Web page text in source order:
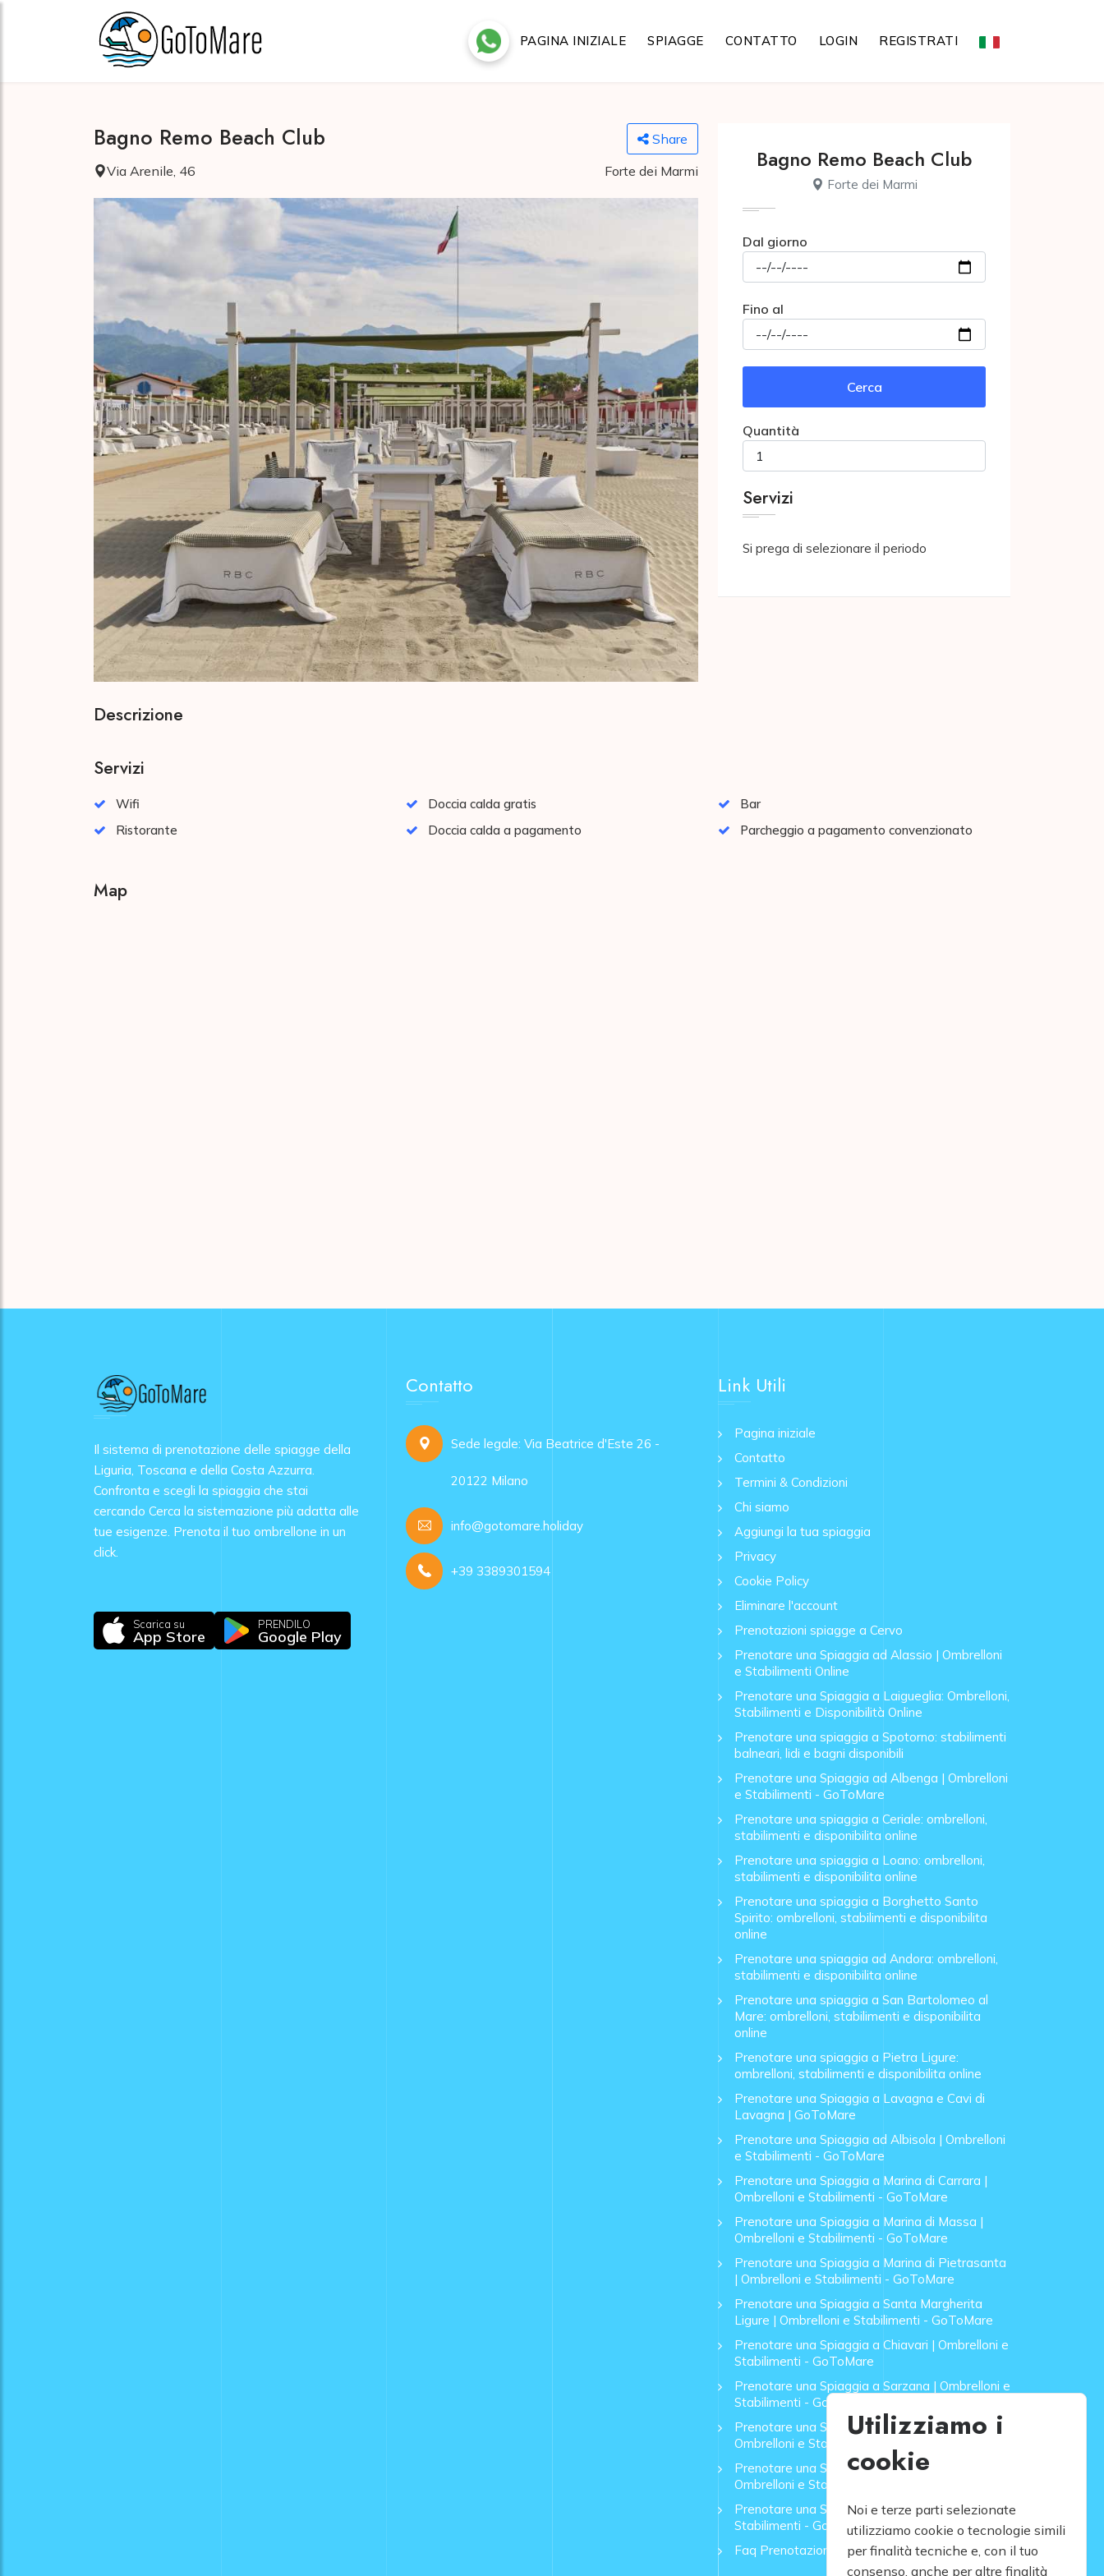
PAGINA INIZIALE SPIAGGE CONTATTO LOGIN REGISTRATI
Bagno Remo Beach Club
Share
Via Arenile, 46
Forte dei Marmi Bagno Remo Beach Club
Forte dei Marmi
Dal giorno
Fino al
Cerca
Quantità
Servizi
Si prega di selezionare il periodo
Descrizione
Servizi
Wifi Doccia calda gratis
Bar
Ristorante
Doccia calda a pagamento Parcheggio a pagamento convenzionato
Map
Il sistema di prenotazione delle spiagge della
Liguria, Toscana e della Costa Azzurra.
Confronta e scegli la spiaggia che stai
cercando Cerca la sistemazione più adatta alle
tue esigenze. Prenota il tuo ombrellone in un
click.
Scarica su
App Store
PRENDILO
Google Play
Contatto
Sede legale: Via Beatrice d'Este 26 -
20122 Milano
info@gotomare.holiday
+39 3389301594
Link Utili
Pagina iniziale
Contatto
Termini & Condizioni
Chi siamo
Aggiungi la tua spiaggia
Privacy
Cookie Policy
Eliminare l'account
Prenotazioni spiagge a Cervo
Prenotare una Spiaggia ad Alassio | Ombrelloni
e Stabilimenti Online
Prenotare una Spiaggia a Laigueglia: Ombrelloni,
Stabilimenti e Disponibilità Online
Prenotare una spiaggia a Spotorno: stabilimenti
balneari, lidi e bagni disponibili
Prenotare una Spiaggia ad Albenga | Ombrelloni
e Stabilimenti - GoToMare
Prenotare una spiaggia a Ceriale: ombrelloni,
stabilimenti e disponibilita online
Prenotare una spiaggia a Loano: ombrelloni,
stabilimenti e disponibilita online
Prenotare una spiaggia a Borghetto Santo
Spirito: ombrelloni, stabilimenti e disponibilita
online
Prenotare una spiaggia ad Andora: ombrelloni,
stabilimenti e disponibilita online
Prenotare una spiaggia a San Bartolomeo al
Mare: ombrelloni, stabilimenti e disponibilita
online
Prenotare una spiaggia a Pietra Ligure:
ombrelloni, stabilimenti e disponibilita online
Prenotare una Spiaggia a Lavagna e Cavi di
Lavagna | GoToMare
Prenotare una Spiaggia ad Albisola | Ombrelloni
e Stabilimenti - GoToMare
Prenotare una Spiaggia a Marina di Carrara |
Ombrelloni e Stabilimenti - GoToMare
Prenotare una Spiaggia a Marina di Massa |
Ombrelloni e Stabilimenti - GoToMare
Prenotare una Spiaggia a Marina di Pietrasanta
| Ombrelloni e Stabilimenti - GoToMare
Prenotare una Spiaggia a Santa Margherita
Ligure | Ombrelloni e Stabilimenti - GoToMare
Prenotare una Spiaggia a Chiavari | Ombrelloni e
Stabilimenti - GoToMare
Prenotare una Spiaggia a Sarzana | Ombrelloni e
Stabilimenti - GoToMare
Prenotare una Spiaggia a Forte dei Marmi |
Ombrelloni e Stabilimenti - GoToMare
Prenotare una Spiaggia a Lido di Camaiore |
Ombrelloni e Stabilimenti - GoToMare
Prenotare una Spiaggia a Rapallo | Ombrelloni e
Stabilimenti - GoToMare
Faq Prenotazione Spiagge
Utilizziamo i
cookie
Noi e terze parti selezionate
utilizziamo cookie o tecnologie simili
per finalità tecniche e, con il tuo
consenso, anche per altre finalità